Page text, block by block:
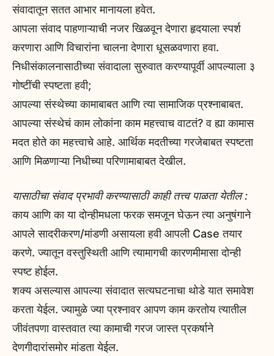
संवादातून सतत आभार मानायला हवेत.
आपला संवाद पाहणाऱ्याची नजर खिळवून देणारा हृदयाला स्पर्श
करणारा आणि विचारांना चालना देणारा धूसळवणारा हवा.
निधीसंकालनासाठीच्या संवादाला सुरुवात करण्यापूर्वी आपल्याला ३
गोष्टींची स्पष्टता हवी;
आपल्या संस्थेच्या कामाबाबत आणि त्या सामाजिक प्रश्नाबाबत.
आपल्या संस्थेचं काम लोकांना काम महत्त्वाच वाटतं? व ह्या कामास
मदत होते का महत्त्वाचे आहे. आर्थिक मदतीच्या गरजेबाबत स्पष्टता
आणि मिळणाऱ्या निधीच्या परिणामाबाबत देखील.
यासाठीचा संवाद प्रभावी करण्यासाठी काही तत्त्व पाळता येतील :
काय आणि का या दोन्हीमधला फरक समजून घेऊन त्या अनुषंगाने
आपले सादरीकरण/मांडणी असायला हवी आपली Case तयार
करणे. ज्यातून वस्तुस्थिती आणि त्यामागची कारणमीमासा दोन्ही
स्पष्ट होईल.
शक्य असल्यास आपल्या संवादात सत्यघटनाचा थोडे यात समावेश
करता येईल. ज्यामुळे ज्या प्रश्नावर आपण काम करतोय त्यातील
जीवंतपणा वास्तवात त्या कामाची गरज जास्त प्रकर्षाने
देणगीदारांसमोर मांडता येईल.